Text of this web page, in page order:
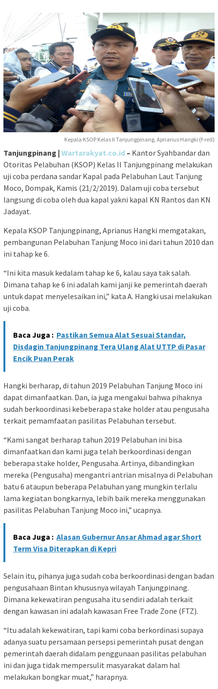
Kepala KSOP Kelas II Tanjungpinang, Aprianus Hangki (f-red)
Tanjungpinang | Wartarakyat.co.id – Kantor Syahbandar dan
Otoritas Pelabuhan (KSOP) Kelas II Tanjungpinang melakukan
uji coba perdana sandar Kapal pada Pelabuhan Laut Tanjung
Moco, Dompak, Kamis (21/2/2019). Dalam uji coba tersebut
langsung di coba oleh dua kapal yakni kapal KN Rantos dan KN
Jadayat.
Kepala KSOP Tanjungpinang, Aprianus Hangki memgatakan,
pembangunan Pelabuhan Tanjung Moco ini dari tahun 2010 dan
ini tahap ke 6.
“Ini kita masuk kedalam tahap ke 6, kalau saya tak salah.
Dimana tahap ke 6 ini adalah kami janji ke pemerintah daerah
untuk dapat menyelesaikan ini,” kata A. Hangki usai melakukan
uji coba.
Baca Juga : Pastikan Semua Alat Sesuai Standar,
Disdagin Tanjungpinang Tera Ulang Alat UTTP di Pasar
Encik Puan Perak
Hangki berharap, di tahun 2019 Pelabuhan Tanjung Moco ini
dapat dimanfaatkan. Dan, ia juga mengakui bahwa pihaknya
sudah berkoordinasi kebeberapa stake holder atau pengusaha
terkait pemamfaatan pasilitas Pelabuhan tersebut.
“Kami sangat berharap tahun 2019 Pelabuhan ini bisa
dimanfaatkan dan kami juga telah berkoordinasi dengan
beberapa stake holder, Pengusaha. Artinya, dibandingkan
mereka (Pengusaha) mengantri antrian misalnya di Pelabuhan
batu 6 ataupun beberapa Pelabuhan yang mungkin terlalu
lama kegiatan bongkarnya, lebih baik mereka menggunakan
pasilitas Pelabuhan Tanjung Moco ini,” ucapnya.
Baca Juga : Alasan Gubernur Ansar Ahmad agar Short
Term Visa Diterapkan di Kepri
Selain itu, pihanya juga sudah coba berkoordinasi dengan badan
pengusahaan Bintan khususnya wilayah Tanjungpinang.
Dimana kekewatiran pengusaha itu sendiri adalah terkait
dengan kawasan ini adalah kawasan Free Trade Zone (FTZ).
“Itu adalah kekewatiran, tapi kami coba berkordinasi supaya
adanya suatu persamaan persepsi pemerintah pusat dengan
pemerintah daerah didalam penggunaan pasilitas pelabuhan
ini dan juga tidak mempersulit masyarakat dalam hal
melakukan bongkar muat,” harapnya.